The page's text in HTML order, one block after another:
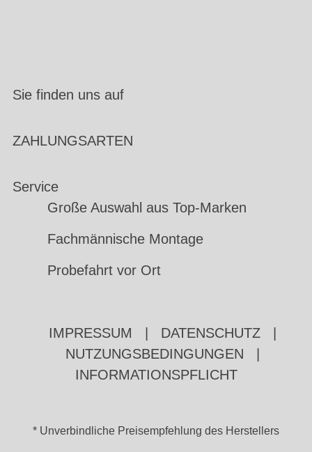
Sie finden uns auf
ZAHLUNGSARTEN
Service
Große Auswahl aus Top-Marken
Fachmännische Montage
Probefahrt vor Ort
IMPRESSUM DATENSCHUTZ
NUTZUNGSBEDINGUNGEN
INFORMATIONSPFLICHT
* Unverbindliche Preisempfehlung des Herstellers